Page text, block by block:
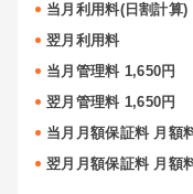
当月利用料(日割計算)
翌月利用料
当月管理料 1,650円
翌月管理料 1,650円
当月月額保証料 月額
翌月月額保証料 月額